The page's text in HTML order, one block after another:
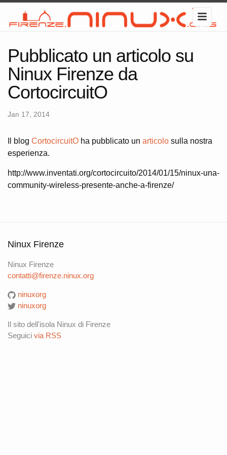
Pubblicato un articolo su
Ninux Firenze da
CortocircuitO
Jan 17, 2014
Il blog CortocircuitO ha pubblicato un articolo sulla nostra
esperienza.
http://www.inventati.org/cortocircuito/2014/01/15/ninux-una-
community-wireless-presente-anche-a-firenze/
Ninux Firenze
Ninux Firenze
contatti@firenze.ninux.org
ninuxorg
ninuxorg
Il sito dell'isola Ninux di Firenze
Seguici via RSS